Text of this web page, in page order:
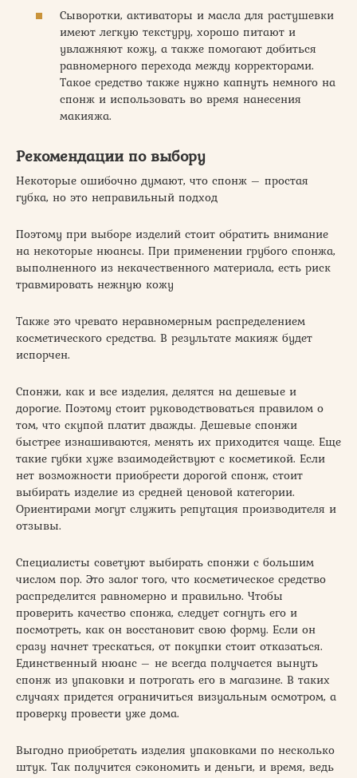
Сыворотки, активаторы и масла для растушевки
имеют легкую текстуру, хорошо питают и
увлажняют кожу, а также помогают добиться
равномерного перехода между корректорами.
Такое средство также нужно капнуть немного на
спонж и использовать во время нанесения
макияжа.
Рекомендации по выбору
Некоторые ошибочно думают, что спонж – простая
губка, но это неправильный подход
Поэтому при выборе изделий стоит обратить внимание
на некоторые нюансы. При применении грубого спонжа,
выполненного из некачественного материала, есть риск
травмировать нежную кожу
Также это чревато неравномерным распределением
косметического средства. В результате макияж будет
испорчен.
Спонжи, как и все изделия, делятся на дешевые и
дорогие. Поэтому стоит руководствоваться правилом о
том, что скупой платит дважды. Дешевые спонжи
быстрее изнашиваются, менять их приходится чаще. Еще
такие губки хуже взаимодействуют с косметикой. Если
нет возможности приобрести дорогой спонж, стоит
выбирать изделие из средней ценовой категории.
Ориентирами могут служить репутация производителя и
отзывы.
Специалисты советуют выбирать спонжи с большим
числом пор. Это залог того, что косметическое средство
распределится равномерно и правильно. Чтобы
проверить качество спонжа, следует согнуть его и
посмотреть, как он восстановит свою форму. Если он
сразу начнет трескаться, от покупки стоит отказаться.
Единственный нюанс – не всегда получается вынуть
спонж из упаковки и потрогать его в магазине. В таких
случаях придется ограничиться визуальным осмотром, а
проверку провести уже дома.
Выгодно приобретать изделия упаковками по несколько
штук. Так получится сэкономить и деньги, и время, ведь